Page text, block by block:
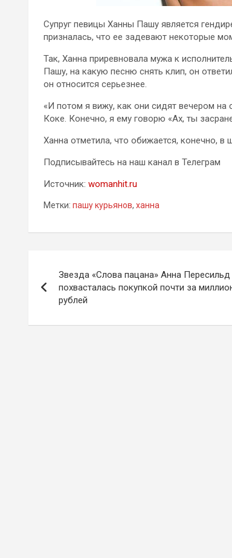
Супруг певицы Ханны Пашу является
призналась, что ее задевают некоторые
Так, Ханна приревновала мужа к
Пашу, на какую песню снять клип, он
он относится серьезнее.
«И потом я вижу, как они сидят вечером
Коке. Конечно, я ему говорю «Ах, ты
Ханна отметила, что обижается, конечно, в
Подписывайтесь на наш канал в Телеграм
Источник: womanhit.ru
Метки: пашу курьянов, ханна
по
записям
Звезда «Слова пацана» Анна Пересильд
похвасталась покупкой почти за
рублей